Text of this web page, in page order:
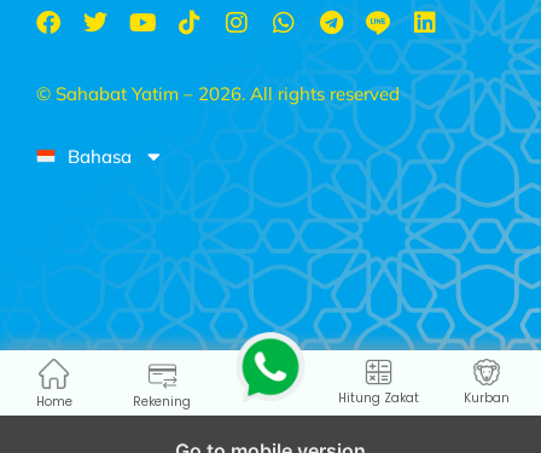
© Sahabat Yatim – 2026. All rights reserved
Bahasa
Home Rekening Hitung Zakat Kurban